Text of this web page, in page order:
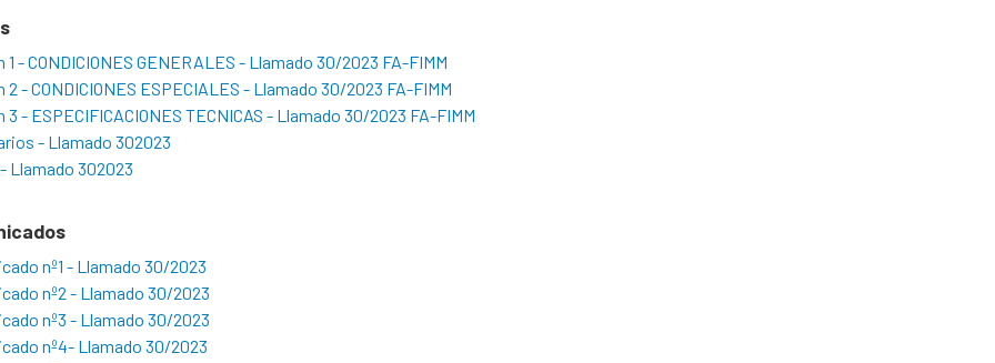
1 - CONDICIONES GENERALES - Llamado 30/2023 FA-FIMM
2 - CONDICIONES ESPECIALES - Llamado 30/2023 FA-FIMM
3 - ESPECIFICACIONES TECNICAS - Llamado 30/2023 FA-FIMM
- Llamado 302023
Llamado 302023
nº1 - Llamado 30/2023
nº2 - Llamado 30/2023
nº3 - Llamado 30/2023
nº4- Llamado 30/2023